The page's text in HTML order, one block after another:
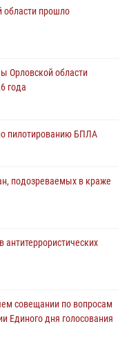
области прошло
Орловской области
года
пилотированию БПЛА
подозреваемых в краже
антитеррористических
совещании по вопросам
Единого дня голосования